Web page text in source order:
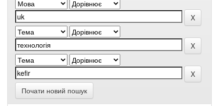
Почати новий пошук